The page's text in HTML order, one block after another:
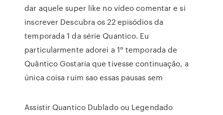
dar aquele super like no vídeo comentar e si
inscrever Descubra os 22 episódios da
temporada 1 da série Quantico. Eu
particularmente adorei a 1° temporada de
Quântico Gostaria que tivesse continuação, a
única coisa ruim sao essas pausas sem
Assistir Quantico Dublado ou Legendado